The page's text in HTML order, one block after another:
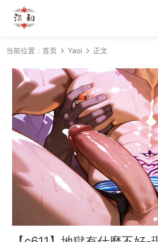
当前位置： 首页 Yaoi 正文